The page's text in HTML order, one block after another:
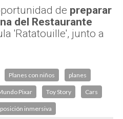
de preparar
del Restaurante
'Ratatouille', junto a
Planes con niños planes
Pixar Toy Story Cars
inmersiva